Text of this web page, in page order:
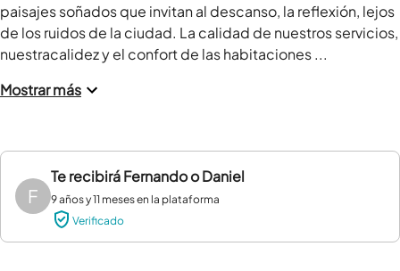
paisajes soñados que invitan al descanso, la reflexión, lejos
de los ruidos de la ciudad. La calidad de nuestros servicios,
nuestracalidez y el confort de las habitaciones ...
Mostrar más
F
Te recibiráFernando o Daniel
9 años y 11 meses en la plataforma
Verificado